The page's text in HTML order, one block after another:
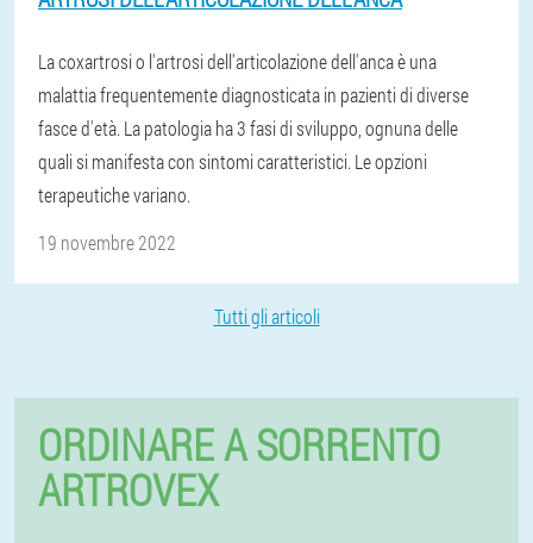
La coxartrosi o l'artrosi dell'articolazione dell'anca è una
malattia frequentemente diagnosticata in pazienti di diverse
fasce d'età. La patologia ha 3 fasi di sviluppo, ognuna delle
quali si manifesta con sintomi caratteristici. Le opzioni
terapeutiche variano.
19 novembre 2022
Tutti gli articoli
ORDINARE A SORRENTO
ARTROVEX